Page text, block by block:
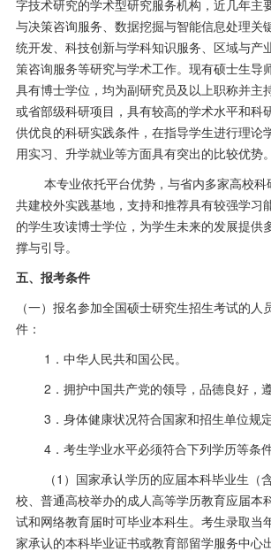
字技术研究的学术型研究服务机构，近几年主
与决策咨询服务、数据挖掘与智能信息处理关
统开发、科技创新与学科知识服务、区域与产
策咨询服务等研究与学术工作。现有硕士生导
具有博士学位，均为副研究员及以上职称并主
或省部级科研项目，具有较高的学术水平和科
供优良的科研实践条件，在指导学生进行理论
用实习、升学就业等方面具有突出的比较优势。
本专业依托平台优势，与省内多家高校
共建校外实践基地，支持和推荐具有较强学习
的学生攻读博士学位，为学生未来的发展提供
撑与引导。
五、报考条件
（一）报名参加全国硕士研究生招生考试的人
件：
1．中华人民共和国公民。
2．拥护中国共产党的领导，品德良好，遵
3．身体健康状况符合国家和招生单位规
4．考生学业水平必须符合下列学历等条
（1 ）国家承认学历的应届本科毕业生（
校、普通高校举办的成人高等学历教育应届本
试和网络教育届时可毕业本科生。考生录取当
家承认的本科毕业证书或教育部留学服务中心